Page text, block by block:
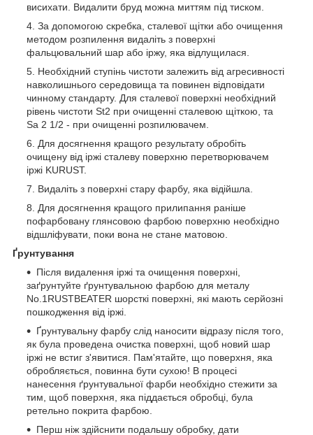
висихати. Видалити бруд можна миттям під тиском.
За допомогою скребка, сталевої щітки або очищення
методом розпилення видаліть з поверхні
фальцювальний шар або іржу, яка відлущилася.
Необхідний ступінь чистоти залежить від агресивності
навколишнього середовища та повинен відповідати
чинному стандарту. Для сталевої поверхні необхідний
рівень чистоти St2 при очищенні сталевою щіткою, та
Sa 2 1/2 - при очищенні розпилювачем.
Для досягнення кращого результату обробіть
очищену від іржі сталеву поверхню перетворювачем
іржі KURUST.
Видаліть з поверхні стару фарбу, яка відійшла.
Для досягнення кращого прилипання раніше
пофарбовану глянсовою фарбою поверхню необхідно
відшліфувати, поки вона не стане матовою.
Ґрунтування
Після видалення іржі та очищення поверхні,
заґрунтуйте ґрунтувальною фарбою для металу
No.1RUSTBEATER шорсткі поверхні, які мають серйозні
пошкодження від іржі.
Ґрунтувальну фарбу слід наносити відразу після того,
як була проведена очистка поверхні, щоб новий шар
іржі не встиг з'явитися. Пам'ятайте, що поверхня, яка
обробляється, повинна бути сухою! В процесі
нанесення ґрунтувальної фарби необхідно стежити за
тим, щоб поверхня, яка піддається обробці, була
ретельно покрита фарбою.
Перш ніж здійснити подальшу обробку, дати